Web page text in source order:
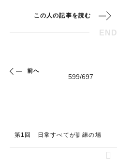
この人の記事を読む
END
前へ
第1回 日常すべてが訓練の場